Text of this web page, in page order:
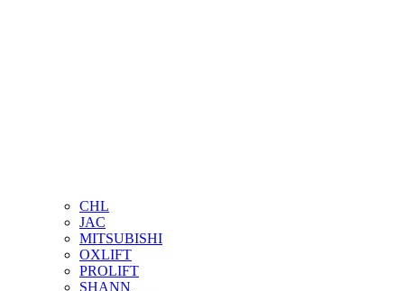
CHL
JAC
MITSUBISHI
OXLIFT
PROLIFT
SHANN